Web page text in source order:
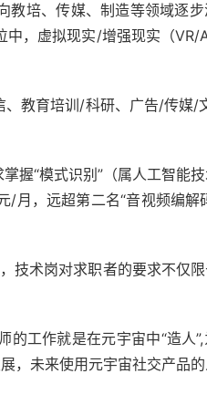
教培、传媒、制造等领域逐
，虚拟现实/增强现实（VR/
教育培训/科研、广告/传媒/
握“模式识别”（属人工智能
月，远超第二名“音视频编解
技术岗对求职者的要求不仅
工作就是在元宇宙中“造人”,
，未来使用元宇宙社交产品